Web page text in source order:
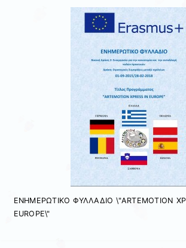
ΕΝΗΜΕΡΩΤΙΚΟ ΦΥΛΛΑΔΙΟ \"ARTEMOTION
EUROPE\"